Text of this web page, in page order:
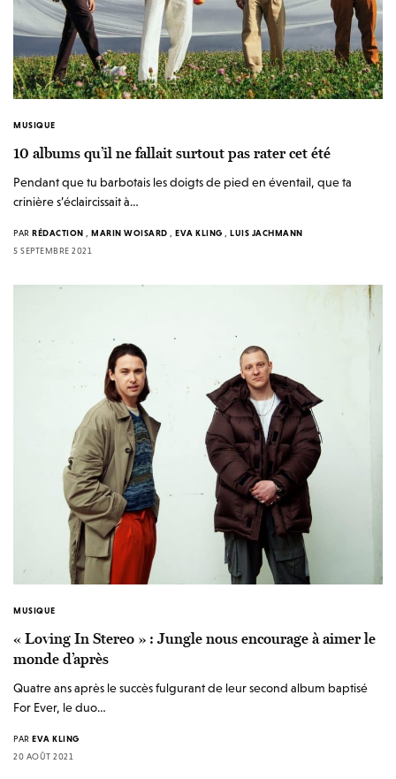
MUSIQUE
10 albums qu’il ne fallait surtout pas rater cet été
Pendant que tu barbotais les doigts de pied en éventail, que ta
crinière s’éclaircissait à…
PAR RÉDACTION MARIN WOISARD EVA KLING
LUIS JACHMANN
5 SEPTEMBRE 2021
MUSIQUE
« Loving In Stereo » : Jungle nous encourage à aimer le
monde d’après
Quatre ans après le succès fulgurant de leur second album baptisé
For Ever, le duo…
PAR EVA KLING
20 AOÛT 2021